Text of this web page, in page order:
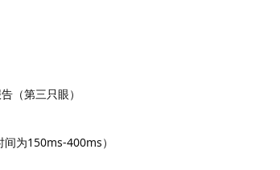
（第三只眼）
为150ms-400ms）